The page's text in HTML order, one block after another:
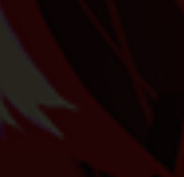
und Social-Media-
Wenn Cookies von
auf diese Inhalte keiner manuellen
erfassen Informationen anonym.
wie unsere Besucher unsere
Cookie-Informationen